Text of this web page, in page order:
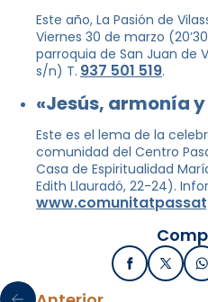
Este año, La Pasión de
Viernes 30 de marzo
parroquia de San Juan de
s/n) T. 937 501 519.
«Jesús, armonía
Este es el lema de la
comunidad del Centro
Casa de Espiritualidad
Edith Llauradó, 22-24).
Facebook
X /